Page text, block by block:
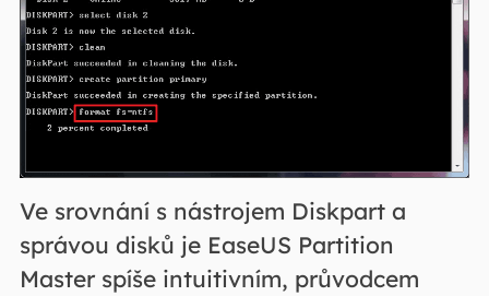
Ve srovnání s nástrojem Diskpart a
správou disků je EaseUS Partition
Master spíše intuitivním, průvodcem